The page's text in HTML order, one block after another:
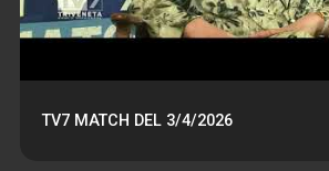
TV7 MATCH DEL 3/4/2026